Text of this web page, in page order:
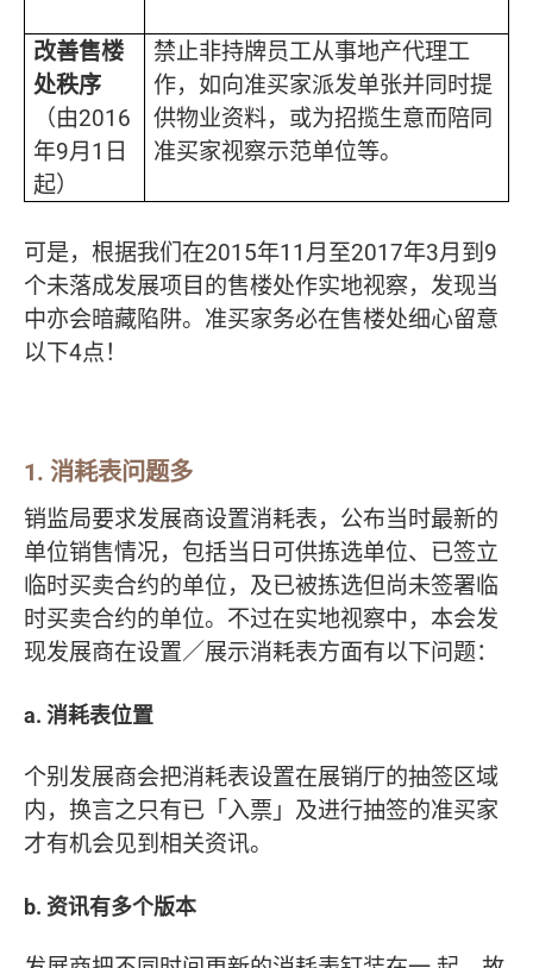
改善售楼
处秩序
（由2016
年9月1日
起）
禁止非持牌员工从事地产代理工
作，如向准买家派发单张并同时提
供物业资料，或为招揽生意而陪同
准买家视察示范单位等。
可是，根据我们在2015年11月至2017年3月到9
个未落成发展项目的售楼处作实地视察，发现当
中亦会暗藏陷阱。准买家务必在售楼处细心留意
以下4点！
1. 消耗表问题多
销监局要求发展商设置消耗表，公布当时最新的
单位销售情况，包括当日可供拣选单位、已签立
临时买卖合约的单位，及已被拣选但尚未签署临
时买卖合约的单位。不过在实地视察中，本会发
现发展商在设置／展示消耗表方面有以下问题：
a. 消耗表位置
个别发展商会把消耗表设置在展销厅的抽签区域
内，换言之只有已「入票」及进行抽签的准买家
才有机会见到相关资讯。
b. 资讯有多个版本